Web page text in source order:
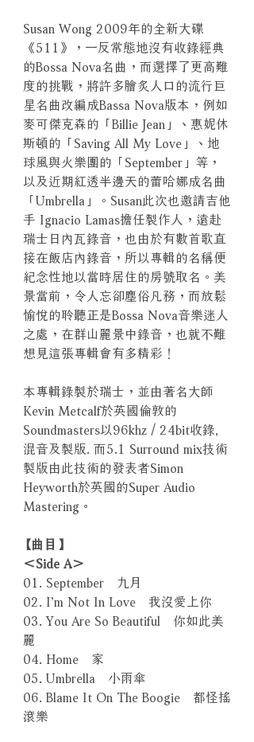
Susan Wong 2009年的全新大碟
《511》，一反常態地沒有收錄經典
的Bossa Nova名曲，而選擇了更高難
度的挑戰，將許多膾炙人口的流行巨
星名曲改編成Bassa Nova版本，例如
麥可傑克森的「Billie Jean」、惠妮休
斯頓的「Saving All My Love」、地
球風與火樂團的「September」等，
以及近期紅透半邊天的蕾哈娜成名曲
「Umbrella」。Susan此次也邀請吉他
手 Ignacio Lamas擔任製作人，遠赴
瑞士日內瓦錄音，也由於有數首歌直
接在飯店內錄音，所以專輯的名稱便
紀念性地以當時居住的房號取名。美
景當前，令人忘卻塵俗凡務，而放鬆
愉悅的聆聽正是Bossa Nova音樂迷人
之處，在群山麗景中錄音，也就不難
想見這張專輯會有多精彩！
本專輯錄製於瑞士，並由著名大師
Kevin Metcalf於英國倫敦的
Soundmasters以96khz / 24bit收錄,
混音及製版. 而5.1 Surround mix技術
製版由此技術的發表者Simon
Heyworth於英國的Super Audio
Mastering。
【曲目】
＜Side A＞
01. September 九月
02. I’m Not In Love 我沒愛上你
03. You Are So Beautiful 你如此美
麗
04. Home 家
05. Umbrella 小雨傘
06. Blame It On The Boogie 都怪搖
滾樂